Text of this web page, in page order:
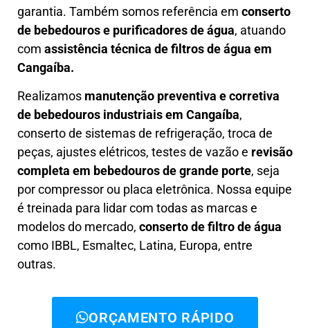
garantia. Também somos referência em conserto
de bebedouros e purificadores de água, atuando
com assistência técnica de filtros de água em
Cangaíba.
Realizamos manutenção preventiva e corretiva
de bebedouros industriais em Cangaíba,
conserto de sistemas de refrigeração, troca de
peças, ajustes elétricos, testes de vazão e revisão
completa em bebedouros de grande porte, seja
por compressor ou placa eletrônica. Nossa equipe
é treinada para lidar com todas as marcas e
modelos do mercado, conserto de filtro de água
como IBBL, Esmaltec, Latina, Europa, entre
outras.
ORÇAMENTO RÁPIDO